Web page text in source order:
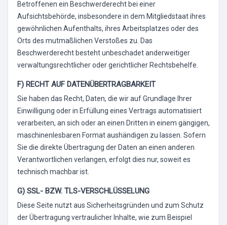
Betroffenen ein Beschwerderecht bei einer
Aufsichtsbehörde, insbesondere in dem Mitgliedstaat ihres
gewöhnlichen Aufenthalts, ihres Arbeitsplatzes oder des
Orts des mutmaßlichen Verstoßes zu. Das
Beschwerderecht besteht unbeschadet anderweitiger
verwaltungsrechtlicher oder gerichtlicher Rechtsbehelfe.
F) RECHT AUF DATENÜBERTRAGBARKEIT
Sie haben das Recht, Daten, die wir auf Grundlage Ihrer
Einwilligung oder in Erfüllung eines Vertrags automatisiert
verarbeiten, an sich oder an einen Dritten in einem gängigen,
maschinenlesbaren Format aushändigen zu lassen. Sofern
Sie die direkte Übertragung der Daten an einen anderen
Verantwortlichen verlangen, erfolgt dies nur, soweit es
technisch machbar ist.
G) SSL- BZW. TLS-VERSCHLÜSSELUNG
Diese Seite nutzt aus Sicherheitsgründen und zum Schutz
der Übertragung vertraulicher Inhalte, wie zum Beispiel